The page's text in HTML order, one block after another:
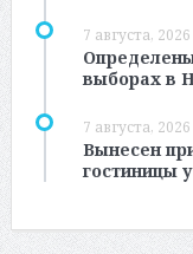
7 августа,
выборах в
7 августа,
Вынесен
гостиницы